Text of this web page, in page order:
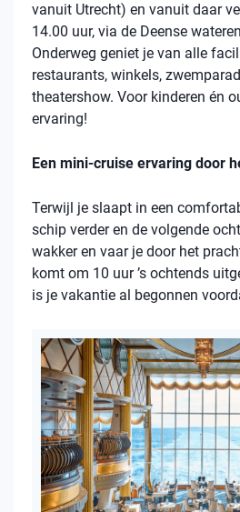
vanuit Utrecht) en vanuit daar
14.00 uur, via de Deense
Onderweg geniet je van alle
restaurants, winkels,
theatershow. Voor kinderen én
ervaring!
Een mini-cruise ervaring door
Terwijl je slaapt in een
schip verder en de volgende
wakker en vaar je door het
komt om 10 uur ’s ochtends
is je vakantie al begonnen